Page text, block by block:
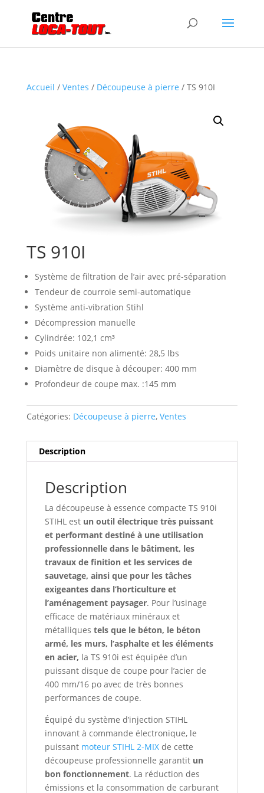
Accueil / Ventes / Découpeuse à pierre / TS 910I
TS 910I
Système de filtration de l’air avec pré-séparation
Tendeur de courroie semi-automatique
Système anti-vibration Stihl
Décompression manuelle
Cylindrée: 102,1 cm³
Poids unitaire non alimenté: 28,5 lbs
Diamètre de disque à découper: 400 mm
Profondeur de coupe max. :145 mm
Catégories: Découpeuse à pierre, Ventes
Description
Description
La découpeuse à essence compacte TS 910i
STIHL est un outil électrique très puissant
et performant destiné à une utilisation
professionnelle dans le bâtiment, les
travaux de finition et les services de
sauvetage, ainsi que pour les tâches
exigeantes dans l’horticulture et
l’aménagement paysager. Pour l’usinage
efficace de matériaux minéraux et
métalliques tels que le béton, le béton
armé, les murs, l’asphalte et les éléments
en acier, la TS 910i est équipée d’un
puissant disque de coupe pour l’acier de
400 mm/16 po avec de très bonnes
performances de coupe.
Équipé du système d’injection STIHL
innovant à commande électronique, le
puissant moteur STIHL 2-MIXde cette
découpeuse professionnelle garantitun
bon fonctionnement. La réduction des
émissions et la consommation de carburant